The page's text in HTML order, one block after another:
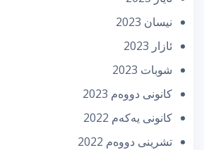
نیسان 2023
ئازار 2023
شوبات 2023
كانونی دووه‌م 2023
كانونی یه‌كه‌م 2022
تشرینی دووه‌م 2022